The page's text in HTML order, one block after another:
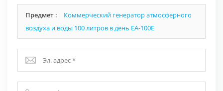
Предмет :
Коммерческий генератор атмосферного
воздуха и воды 100 литров в день EA-100E